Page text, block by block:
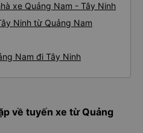
xe Quảng Nam - Tây Ninh
Ninh từ Quảng Nam
Nam đi Tây Ninh
về tuyến xe từ Quảng